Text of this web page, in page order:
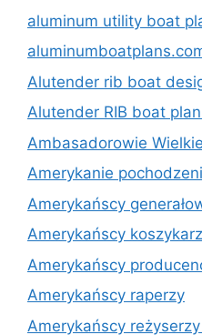
aluminum utility boat
Alutender rib boat
Alutender RIB boat
Ambasadorowie
Amerykanie
Amerykańscy
Amerykańscy
Amerykańscy
Amerykańscy raperzy
Amerykańscy